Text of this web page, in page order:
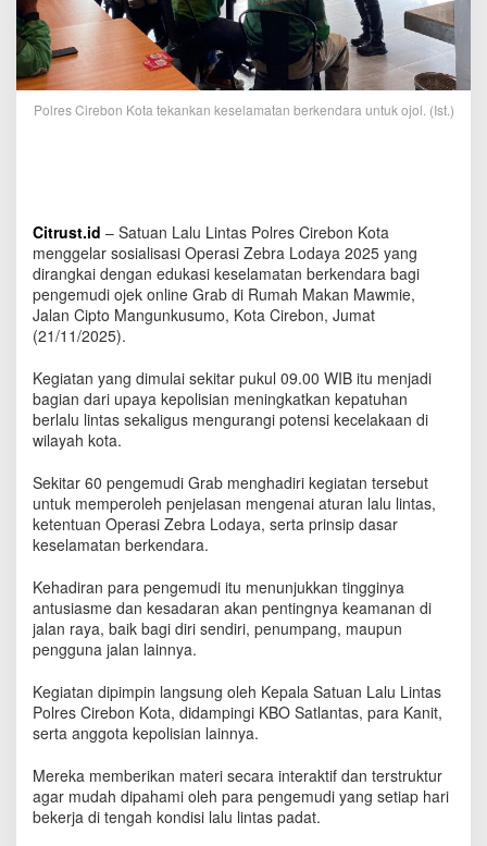
k
n
k
a
n
a
m
a
t
a
n
r
k
e
a
r
a
u
n
u
k
O
j
l
Polres Cirebon Kota tekankan keselamatan berkendara untuk ojol. (Ist.)
Citrust.id – Satuan Lalu Lintas Polres Cirebon Kota
menggelar sosialisasi Operasi Zebra Lodaya 2025 yang
dirangkai dengan edukasi keselamatan berkendara bagi
pengemudi ojek online Grab di Rumah Makan Mawmie,
Jalan Cipto Mangunkusumo, Kota Cirebon, Jumat
(21/11/2025).
Kegiatan yang dimulai sekitar pukul 09.00 WIB itu menjadi
bagian dari upaya kepolisian meningkatkan kepatuhan
berlalu lintas sekaligus mengurangi potensi kecelakaan di
wilayah kota.
Sekitar 60 pengemudi Grab menghadiri kegiatan tersebut
untuk memperoleh penjelasan mengenai aturan lalu lintas,
ketentuan Operasi Zebra Lodaya, serta prinsip dasar
keselamatan berkendara.
Kehadiran para pengemudi itu menunjukkan tingginya
antusiasme dan kesadaran akan pentingnya keamanan di
jalan raya, baik bagi diri sendiri, penumpang, maupun
pengguna jalan lainnya.
Kegiatan dipimpin langsung oleh Kepala Satuan Lalu Lintas
Polres Cirebon Kota, didampingi KBO Satlantas, para Kanit,
serta anggota kepolisian lainnya.
Mereka memberikan materi secara interaktif dan terstruktur
agar mudah dipahami oleh para pengemudi yang setiap hari
bekerja di tengah kondisi lalu lintas padat.